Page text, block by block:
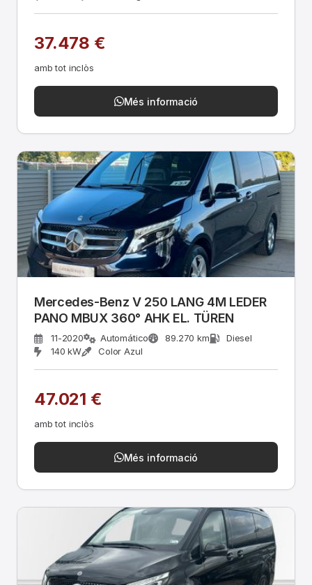
37.478 €
amb tot inclòs
Més informació
Mercedes-Benz V 250 LANG 4M LEDER
PANO MBUX 360° AHK EL. TÜREN
11-2020 Automático 89.270 km
Diesel
140 kW
Color Azul
47.021 €
amb tot inclòs
Més informació